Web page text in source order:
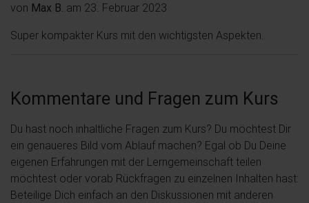
von Max B. am 23. Februar 2023
Super kompakter Kurs mit den wichtigsten Aspekten.
Kommentare und Fragen zum Kurs
Du hast noch inhaltliche Fragen zum Kurs? Du möchtest Dir
ein genaueres Bild vom Ablauf machen? Egal ob Du Deine
eigenen Erfahrungen mit der Lerngemeinschaft teilen
möchtest oder vorab Rückfragen zu einzelnen Inhalten hast:
Beteilige Dich einfach an den Diskussionen mit anderen